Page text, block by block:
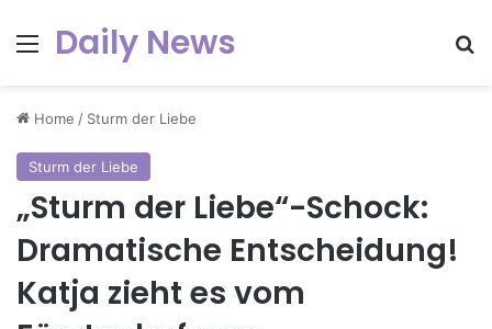
Menu
Daily News
Home / Sturm der Liebe
Sturm der Liebe
„Sturm der Liebe“-Schock:
Dramatische Entscheidung!
Katja zieht es vom